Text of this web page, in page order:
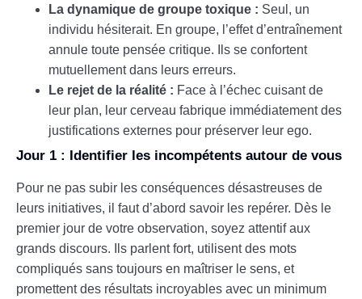
La dynamique de groupe toxique : Seul, un
individu hésiterait. En groupe, l’effet d’entraînement
annule toute pensée critique. Ils se confortent
mutuellement dans leurs erreurs.
Le rejet de la réalité : Face à l’échec cuisant de
leur plan, leur cerveau fabrique immédiatement des
justifications externes pour préserver leur ego.
Jour 1 : Identifier les incompétents autour de vous
Pour ne pas subir les conséquences désastreuses de
leurs initiatives, il faut d’abord savoir les repérer. Dès le
premier jour de votre observation, soyez attentif aux
grands discours. Ils parlent fort, utilisent des mots
compliqués sans toujours en maîtriser le sens, et
promettent des résultats incroyables avec un minimum